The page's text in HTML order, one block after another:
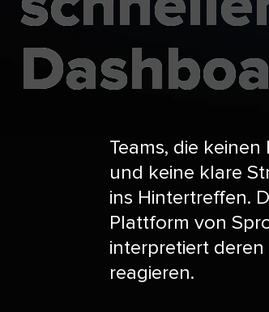
Teams, die
und keine klare
ins Hintertreffen.
Plattform von
interpretiert
reagieren.​​